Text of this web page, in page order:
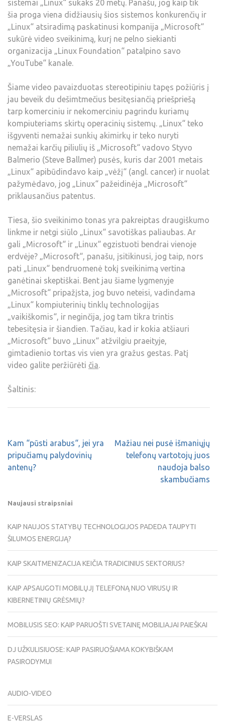
sistemai „Linux“ sukaks 20 metų. Panašu, jog kaip tik
šia proga viena didžiausių šios sistemos konkurenčių ir
„Linux“ atsiradimą paskatinusi kompanija „Microsoft“
sukūrė video sveikinimą, kurį ne pelno siekianti
organizacija „Linux Foundation“ patalpino savo
„YouTube“ kanale.
Šiame video pavaizduotas stereotipiniu tapęs požiūris į
jau beveik du dešimtmečius besitęsiančią priešpriešą
tarp komerciniu ir nekomerciniu pagrindu kuriamų
kompiuteriams skirtų operacinių sistemų. „Linux“ teko
išgyventi nemažai sunkių akimirkų ir teko nuryti
nemažai karčių piliulių iš „Microsoft“ vadovo Styvo
Balmerio (Steve Ballmer) pusės, kuris dar 2001 metais
„Linux“ apibūdindavo kaip „vėžį“ (angl. cancer) ir nuolat
pažymėdavo, jog „Linux“ pažeidinėja „Microsoft“
priklausančius patentus.
Tiesa, šio sveikinimo tonas yra pakreiptas draugiškumo
linkme ir netgi siūlo „Linux“ savotiškas paliaubas. Ar
gali „Microsoft“ ir „Linux“ egzistuoti bendrai vienoje
erdvėje? „Microsoft“, panašu, įsitikinusi, jog taip, nors
pati „Linux“ bendruomenė tokį sveikinimą vertina
ganėtinai skeptiškai. Bent jau šiame lygmenyje
„Microsoft“ pripažįsta, jog buvo neteisi, vadindama
„Linux“ kompiuterinių tinklų technologijas
„vaikiškomis“, ir neginčija, jog tam tikra trintis
tebesitęsia ir šiandien. Tačiau, kad ir kokia atšiauri
„Microsoft“ buvo „Linux“ atžvilgiu praeityje,
gimtadienio tortas vis vien yra gražus gestas. Patį
video galite peržiūrėti čia.
Šaltinis:
Kam “pūsti arabus“, jei yra
pripučiamų palydovinių
antenų?
Mažiau nei pusė išmaniųjų
telefonų vartotojų juos
naudoja balso
skambučiams
Naujausi straipsniai
KAIP NAUJOS STATYBŲ TECHNOLOGIJOS PADEDA TAUPYTI
ŠILUMOS ENERGIJĄ?
KAIP SKAITMENIZACIJA KEIČIA TRADICINIUS SEKTORIUS?
KAIP APSAUGOTI MOBILŲJĮ TELEFONĄ NUO VIRUSŲ IR
KIBERNETINIŲ GRĖSMIŲ?
MOBILUSIS SEO: KAIP PARUOŠTI SVETAINĘ MOBILIAJAI PAIEŠKAI
DJ UŽKULISIUOSE: KAIP PASIRUOŠIAMA KOKYBIŠKAM
PASIRODYMUI
AUDIO-VIDEO
E-VERSLAS